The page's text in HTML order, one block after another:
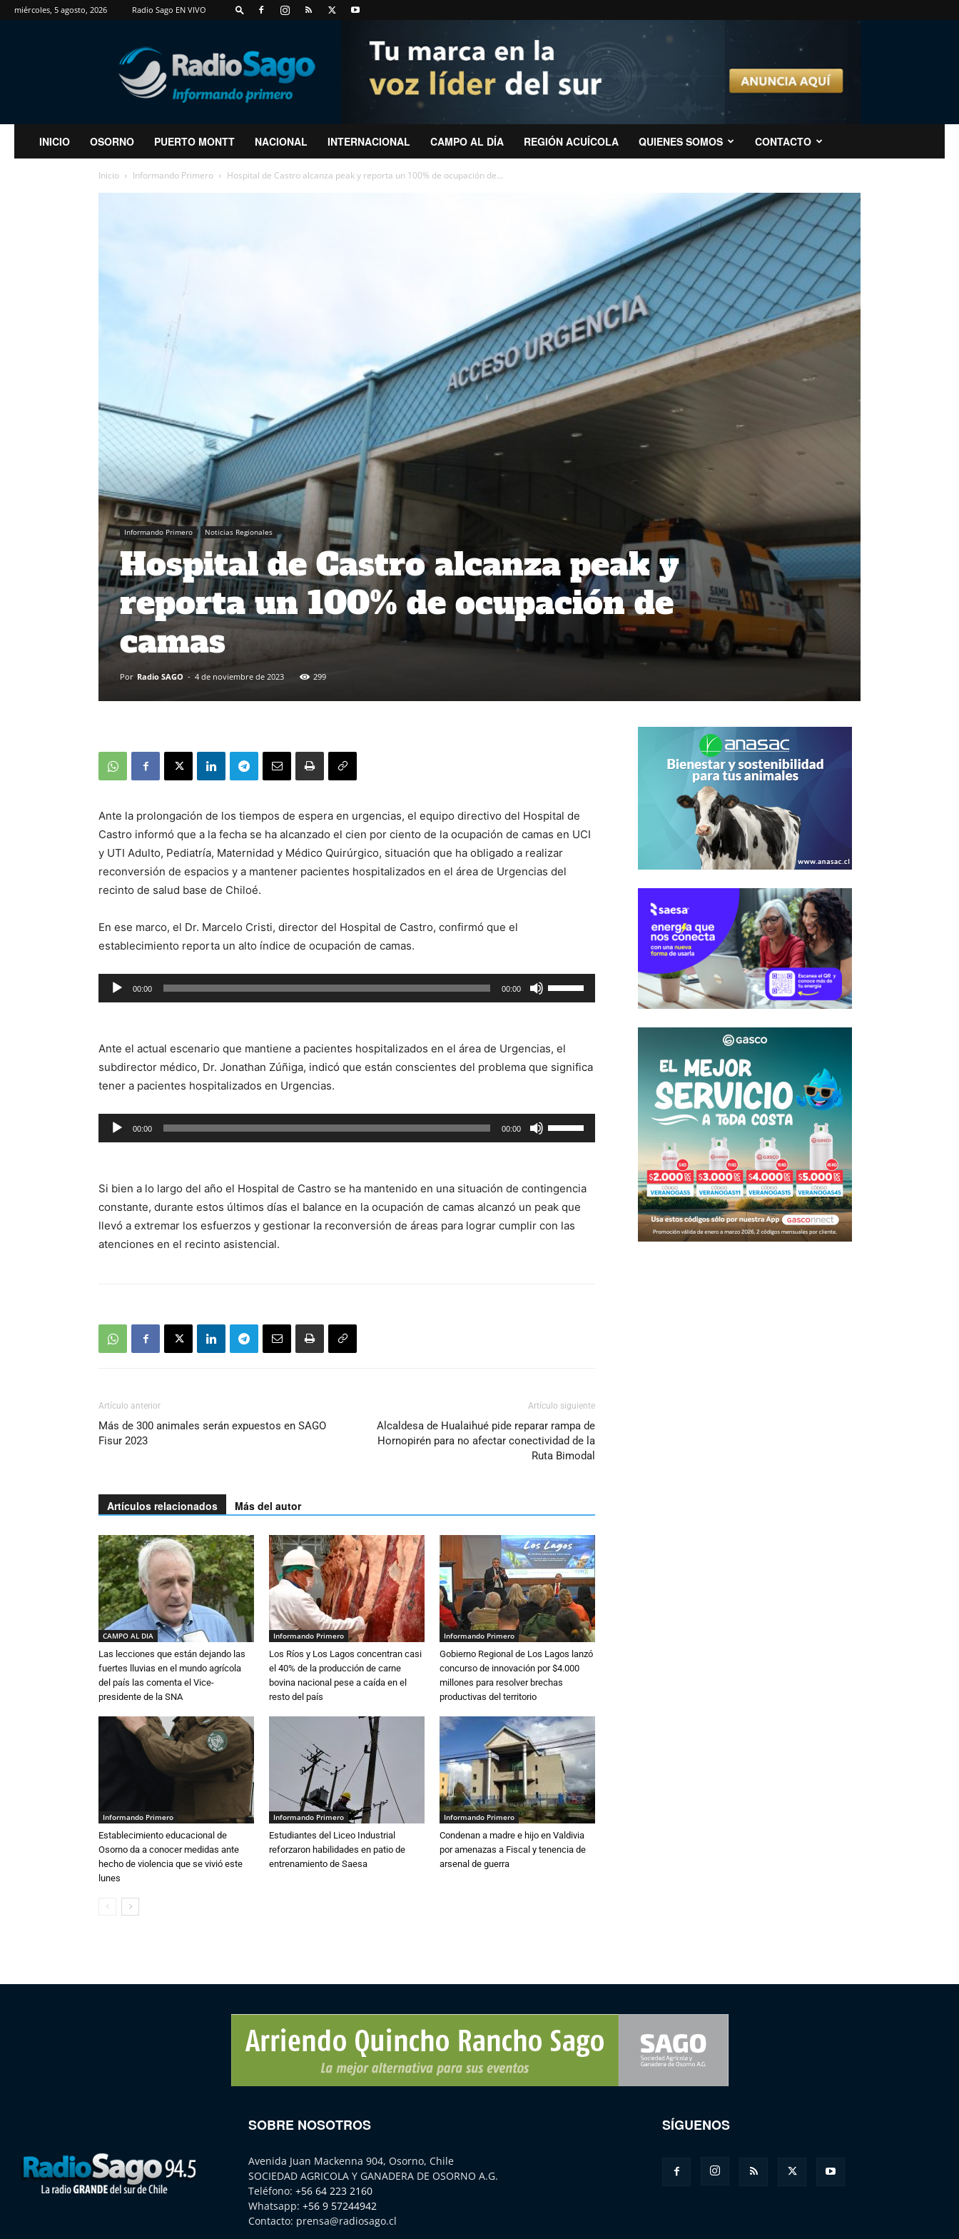
miércoles, 5 agosto, 2026 Radio Sago EN VIVO
RadioSago
INICIO OSORNO PUERTO MONTT NACIONAL INTERNACIONAL CAMPO AL DÍA REGIÓN ACUÍCOLA QUIENES SOMOS CONTACTO
Inicio Informando Primero Hospital de Castro alcanza peak y reporta un 100% de ocupación de...
Informando Primero Noticias Regionales
Hospital de Castro alcanza peak y
reporta un 100% de ocupación de
camas
Por Radio SAGO - 4 de noviembre de 2023 299
Ante la prolongación de los tiempos de espera en urgencias, el equipo directivo del Hospital de
Castro informó que a la fecha se ha alcanzado el cien por ciento de la ocupación de camas en UCI
y UTI Adulto, Pediatría, Maternidad y Médico Quirúrgico, situación que ha obligado a realizar
reconversión de espacios y a mantener pacientes hospitalizados en el área de Urgencias del
recinto de salud base de Chiloé.
En ese marco, el Dr. Marcelo Cristi, director del Hospital de Castro, confirmó que el
establecimiento reporta un alto índice de ocupación de camas.
Reproductor
de
00:00 00:00
las
flecha
arriba/abajo
aumentar
o
volumen.
Ante el actual escenario que mantiene a pacientes hospitalizados en el área de Urgencias, el
subdirector médico, Dr. Jonathan Zúñiga, indicó que están conscientes del problema que significa
tener a pacientes hospitalizados en Urgencias.
Reproductor
de
00:00 00:00
las
flecha
arriba/abajo
para
Si bien a lo largo del año el Hospital de Castro se ha mantenido en una situación de contingencia
constante, durante estos últimos días el balance en la ocupación de camas alcanzó un peak que
llevó a extremar los esfuerzos y gestionar la reconversión de áreas para lograr cumplir con las
atenciones en el recinto asistencial.
Artículo anterior
Más de 300 animales serán expuestos en SAGO
Fisur 2023
Artículo siguiente
Alcaldesa de Hualaihué pide reparar rampa de
Hornopirén para no afectar conectividad de la
Ruta Bimodal
Artículos relacionados Más del autor
CAMPO AL DIA
Las lecciones que están dejando las
fuertes lluvias en el mundo agrícola
del país las comenta el Vice-
presidente de la SNA
Informando Primero
Los Ríos y Los Lagos concentran casi
el 40% de la producción de carne
bovina nacional pese a caída en el
resto del país
Informando Primero
Gobierno Regional de Los Lagos lanzó
concurso de innovación por $4.000
millones para resolver brechas
productivas del territorio
Informando Primero
Establecimiento educacional de
Osorno da a conocer medidas ante
hecho de violencia que se vivió este
lunes
Informando Primero
Estudiantes del Liceo Industrial
reforzaron habilidades en patio de
entrenamiento de Saesa
Informando Primero
Condenan a madre e hijo en Valdivia
por amenazas a Fiscal y tenencia de
arsenal de guerra
SOBRE NOSOTROS
Avenida Juan Mackenna 904, Osorno, Chile
SOCIEDAD AGRICOLA Y GANADERA DE OSORNO A.G.
Teléfono: +56 64 223 2160
Whatsapp: +56 9 57244942
Contacto: prensa@radiosago.cl
SÍGUENOS